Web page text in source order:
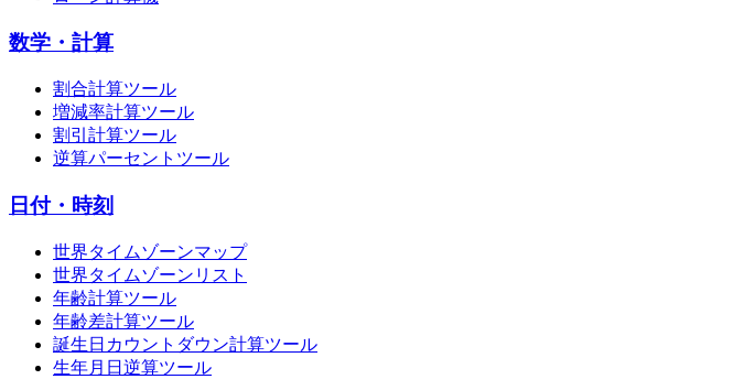
数学・計算
割合計算ツール
増減率計算ツール
割引計算ツール
逆算パーセントツール
日付・時刻
世界タイムゾーンマップ
世界タイムゾーンリスト
年齢計算ツール
年齢差計算ツール
誕生日カウントダウン計算ツール
生年月日逆算ツール